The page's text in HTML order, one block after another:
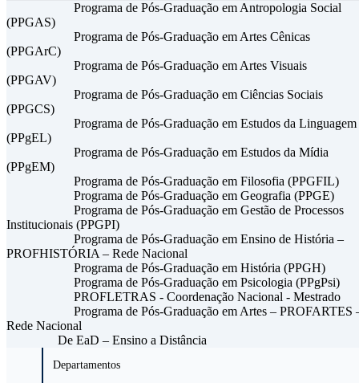
Programa de Pós-Graduação em Antropologia Social
(PPGAS)
Programa de Pós-Graduação em Artes Cênicas
(PPGArC)
Programa de Pós-Graduação em Artes Visuais
(PPGAV)
Programa de Pós-Graduação em Ciências Sociais
(PPGCS)
Programa de Pós-Graduação em Estudos da Linguagem
(PPgEL)
Programa de Pós-Graduação em Estudos da Mídia
(PPgEM)
Programa de Pós-Graduação em Filosofia (PPGFIL)
Programa de Pós-Graduação em Geografia (PPGE)
Programa de Pós-Graduação em Gestão de Processos
Institucionais (PPGPI)
Programa de Pós-Graduação em Ensino de História –
PROFHISTÓRIA – Rede Nacional
Programa de Pós-Graduação em História (PPGH)
Programa de Pós-Graduação em Psicologia (PPgPsi)
PROFLETRAS - Coordenação Nacional - Mestrado
Programa de Pós-Graduação em Artes – PROFARTES
Rede Nacional
De EaD – Ensino a Distância
Departamentos